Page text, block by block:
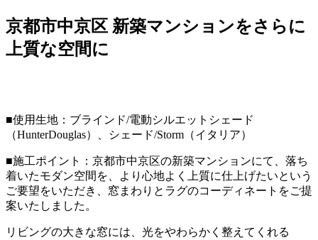
京都市中京区 新築マンションをさらに
上質な空間に
■使用生地：ブラインド/電動シルエットシェード
（HunterDouglas）、シェード/Storm（イタリア）
■施工ポイント：京都市中京区の新築マンションにて、落ち
着いたモダン空間を、より心地よく上質に仕上げたいという
ご要望をいただき、窓まわりとラグのコーディネートをご提
案いたしました。
リビングの大きな窓には、光をやわらかく整えてくれる